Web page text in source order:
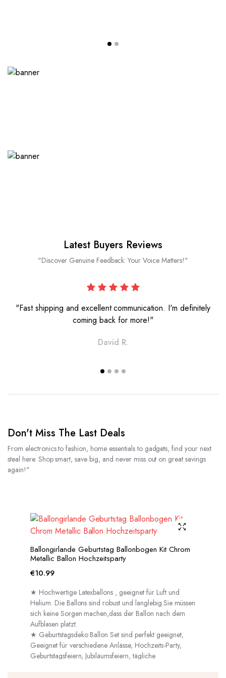
Latest Buyers Reviews
"Discover Genuine Feedback: Your Voice Matters!"
"Fast shipping and excellent communication. I'm definitely
coming back for more!"
David R.
Don't Miss The Last Deals
From electronics to fashion, home essentials to gadgets, find your next
steal here. Shop smart, save big, and never miss out on great savings
again!"
Ballongirlande Geburtstag Ballonbogen Kit Chrom
Metallic Ballon Hochzeitsparty
€10.99
★ Hochwertige Latexballons , geeignet für Luft und
Helium. Die Ballons sind robust und langlebig.Sie müssen
sich keine Sorgen machen,dass der Ballon nach dem
Aufblasen platzt.
★ Geburtstagsdeko Ballon Set sind perfekt geeignet,
Geeignet für verschiedene Anlässe, Hochzeits-Party,
Geburtstagsfeiern, Jubiläumsfeiern, tägliche